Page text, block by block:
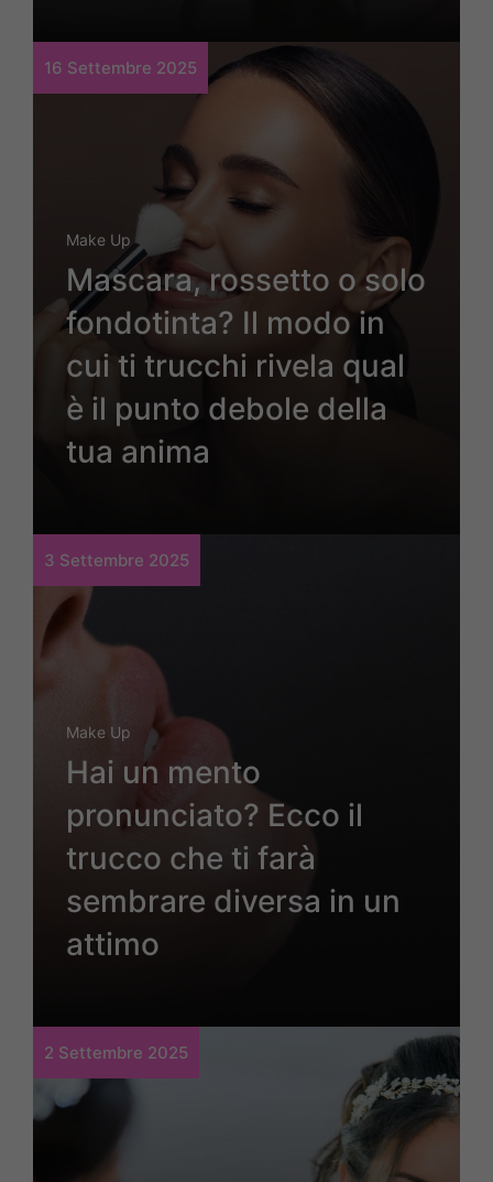
16 Settembre 2025
Make Up
Mascara, rossetto o solo
fondotinta? Il modo in
cui ti trucchi rivela qual
è il punto debole della
tua anima
3 Settembre 2025
Make Up
Hai un mento
pronunciato? Ecco il
trucco che ti farà
sembrare diversa in un
attimo
2 Settembre 2025